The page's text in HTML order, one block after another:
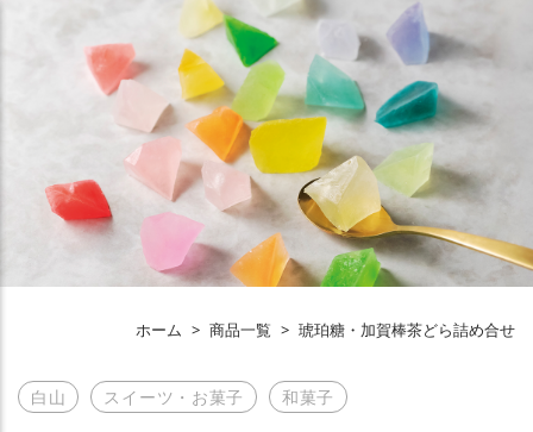
ホーム > 商品一覧 > 琥珀糖・加賀棒茶どら詰め合せ
白山 スイーツ・お菓子 和菓子